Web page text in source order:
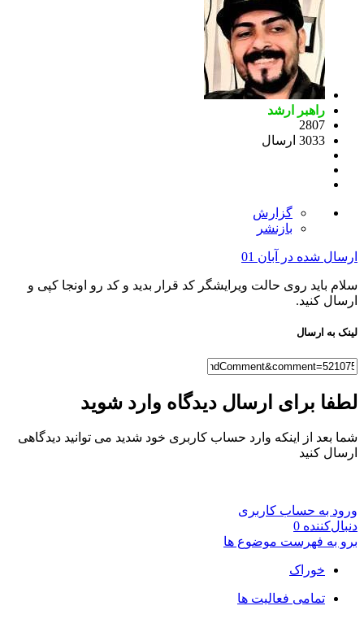
راهبر ارشد
2807
3033 ارسال
گزارش
بازنشر
ارسال شده در آبان 01
سلام باید روی حالت ویرایشگر کد قرار بدید و کد رو اونجا کپی و
ارسال کنید.
لینک به ارسال
لطفا برای ارسال دیدگاه وارد شوید
شما بعد از اینکه وارد حساب کاربری خود شدید می توانید دیدگاهی
ارسال کنید
ورود به حساب کاربری
دنبال‌کننده 0
برو به فهرست موضوع ها
خوراک
تمامی فعالیت ها